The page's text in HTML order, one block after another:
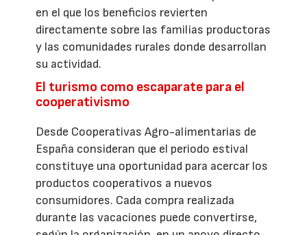
en el que los beneficios revierten
directamente sobre las familias productoras
y las comunidades rurales donde desarrollan
su actividad.
El turismo como escaparate para el
cooperativismo
Desde Cooperativas Agro-alimentarias de
España consideran que el periodo estival
constituye una oportunidad para acercar los
productos cooperativos a nuevos
consumidores. Cada compra realizada
durante las vacaciones puede convertirse,